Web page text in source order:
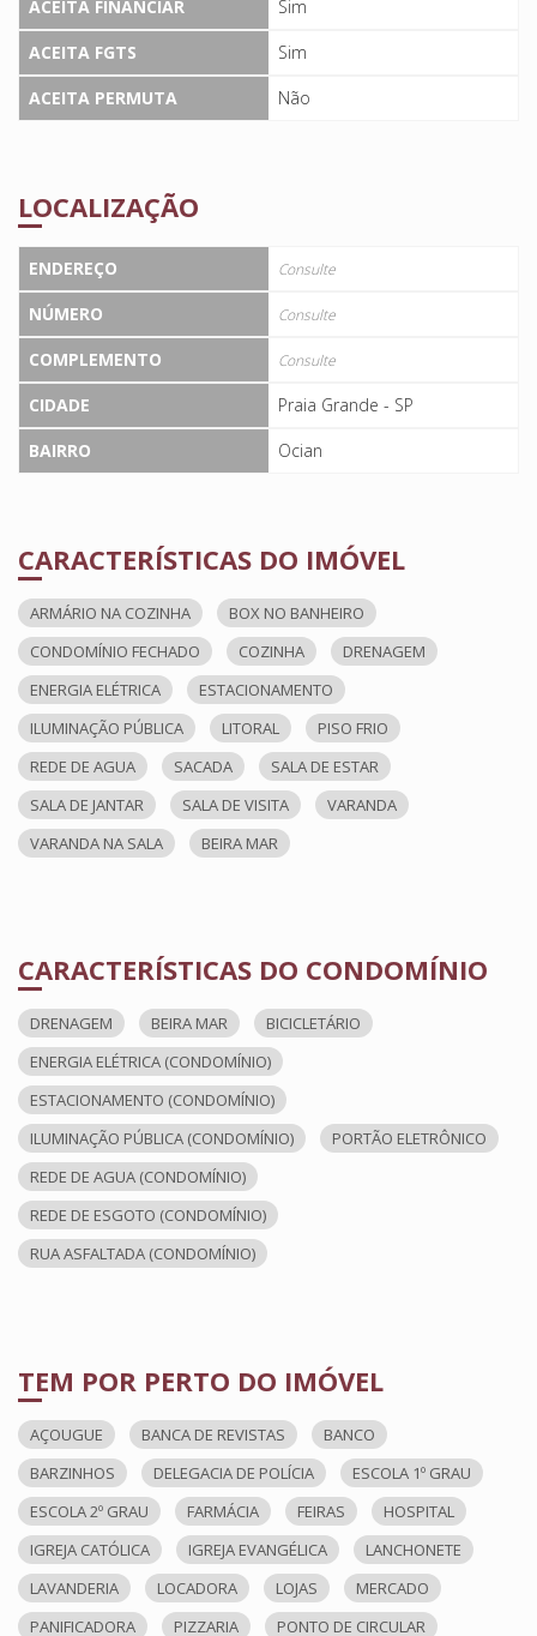
ACEITA FINANCIAR
Sim
ACEITA FGTS
Sim
ACEITA PERMUTA
Não
LOCALIZAÇÃO
ENDEREÇO Consulte
NÚMERO Consulte
COMPLEMENTO Consulte
CIDADE
Praia Grande - SP
BAIRRO
Ocian
CARACTERÍSTICAS DO IMÓVEL
ARMÁRIO NA COZINHA
BOX NO BANHEIRO
CONDOMÍNIO FECHADO
COZINHA
DRENAGEM
ENERGIA ELÉTRICA
ESTACIONAMENTO
ILUMINAÇÃO PÚBLICA
LITORAL
PISO FRIO
REDE DE AGUA
SACADA
SALA DE ESTAR
SALA DE JANTAR
SALA DE VISITA
VARANDA
VARANDA NA SALA
BEIRA MAR
CARACTERÍSTICAS DO CONDOMÍNIO
DRENAGEM BEIRA MAR
BICICLETÁRIO
ENERGIA ELÉTRICA (CONDOMÍNIO)
ESTACIONAMENTO (CONDOMÍNIO)
ILUMINAÇÃO PÚBLICA (CONDOMÍNIO)
PORTÃO ELETRÔNICO
REDE DE AGUA (CONDOMÍNIO)
REDE DE ESGOTO (CONDOMÍNIO)
RUA ASFALTADA (CONDOMÍNIO)
TEM POR PERTO DO IMÓVEL
AÇOUGUE BANCA DE REVISTAS
BANCO
BARZINHOS
DELEGACIA DE POLÍCIA
ESCOLA 1º GRAU
ESCOLA 2º GRAU
FARMÁCIA FEIRAS
HOSPITAL
IGREJA CATÓLICA
IGREJA EVANGÉLICA
LANCHONETE
LAVANDERIA
LOCADORA LOJAS
MERCADO
PANIFICADORA
PIZZARIA PONTO DE CIRCULAR